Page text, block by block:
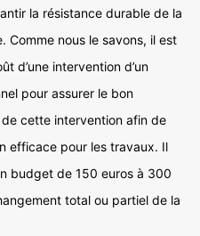
la résistance durable de la
Comme nous le savons, il est
d’une intervention d’un
pour assurer le bon
cette intervention afin de
efficace pour les travaux. Il
budget de 150 euros à 300
total ou partiel de la